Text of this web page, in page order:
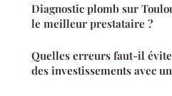
Diagnostic plomb sur
le meilleur prestataire ?
Quelles erreurs faut-il
des investissements avec